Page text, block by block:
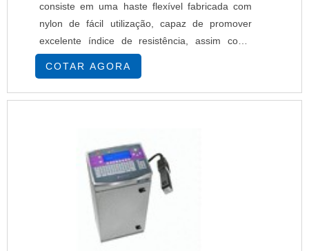
consiste em uma haste flexível fabricada com
nylon de fácil utilização, capaz de promover
excelente índice de resistência, assim como
praticidade às diversas aplicações às quais se
destina.INFORMAÇÕES TÉCNICAS SOBRE A
ABRAÇADEIRA DE QUALIDADEA abraçadeira
se de um produto de grande flexibilidade,
fabricado com nylon 66 .
COTAR AGORA